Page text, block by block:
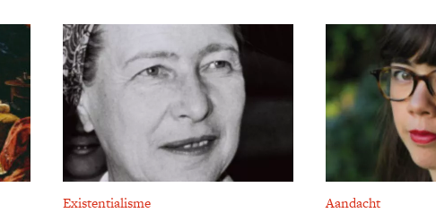
Existentialisme Aandacht